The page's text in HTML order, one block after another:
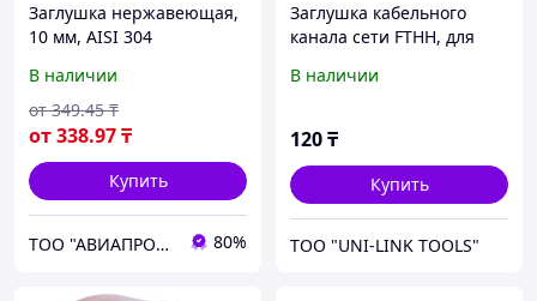
Заглушка нержавеющая,
10 мм, AISI 304
В наличии
от338.97₸
от 349.45 ₸
Купить
ТОО "АВИАПРОМСТАЛЬ" 80%
Заглушка кабельного
канала сети FTHH, для
x10mm)
В наличии
120₸
Купить
ТОО "UNI-LINK TOOLS"